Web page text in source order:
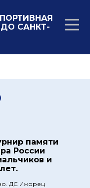
САНКТ-
памяти
России
и
ДС Ижорец